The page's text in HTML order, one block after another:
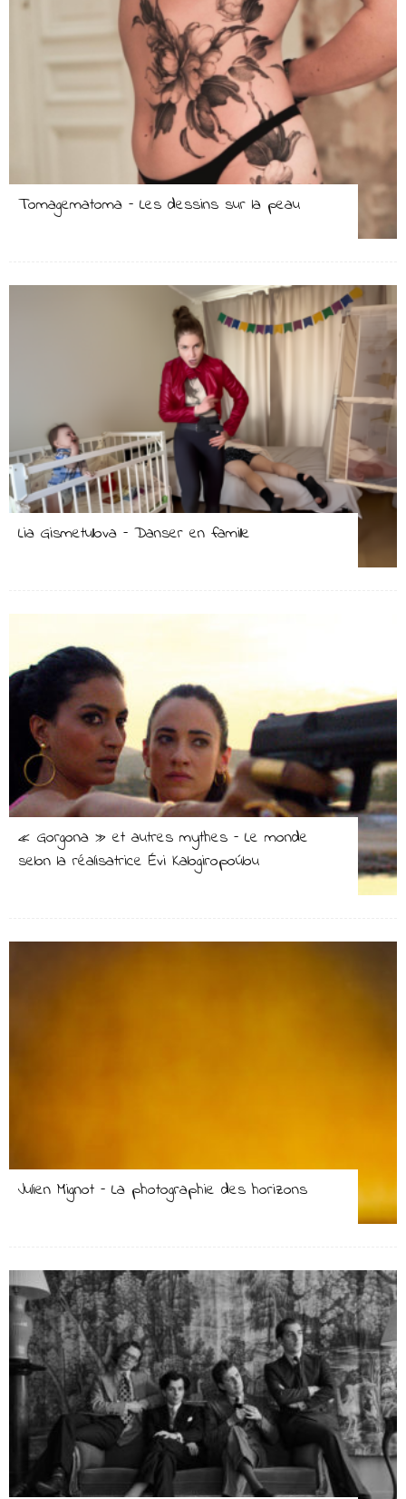
Tomagematoma – Les dessins sur la peau
Lia Gismetullova – Danser en famille
« Gorgona » et autres mythes – Le monde
selon la réalisatrice Évi Kalogiropoúlou
Julien Mignot – La photographie des horizons